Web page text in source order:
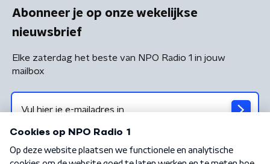
Abonneer je op onze wekelijkse
nieuwsbrief
Elke zaterdag het beste van NPO Radio 1 in jouw
mailbox